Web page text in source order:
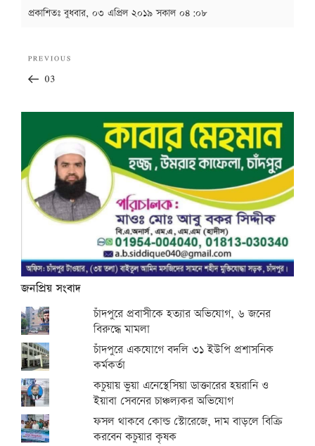
প্রকাশিতঃবুধবার, ০৩ এপ্রিল ২০১৯ সকাল ০৪:০৮
navigation
Previous
Post
PREVIOUS
03
জনপ্রিয় সংবাদ
চাঁদপুরে প্রবাসীকে হত্যার অভিযোগ, ৬ জনের
বিরুদ্ধে মামলা
চাঁদপুরে একযোগে বদলি ৩১ ইউপি প্রশাসনিক
কর্মকর্তা
কচুয়ায় ভুয়া এনেস্থেসিয়া ডাক্তারের হয়রানি ও
ইয়াবা সেবনের চাঞ্চল্যকর অভিযোগ
ফসল থাকবে কোল্ড স্টোরেজে, দাম বাড়লে বিক্রি
করবেন কচুয়ার কৃষক